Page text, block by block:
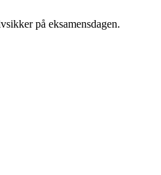
på eksamensdagen.